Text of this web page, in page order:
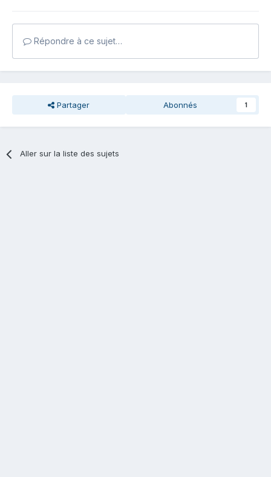
Répondre à ce sujet…
Partager Abonnés 1
Aller sur la liste des sujets